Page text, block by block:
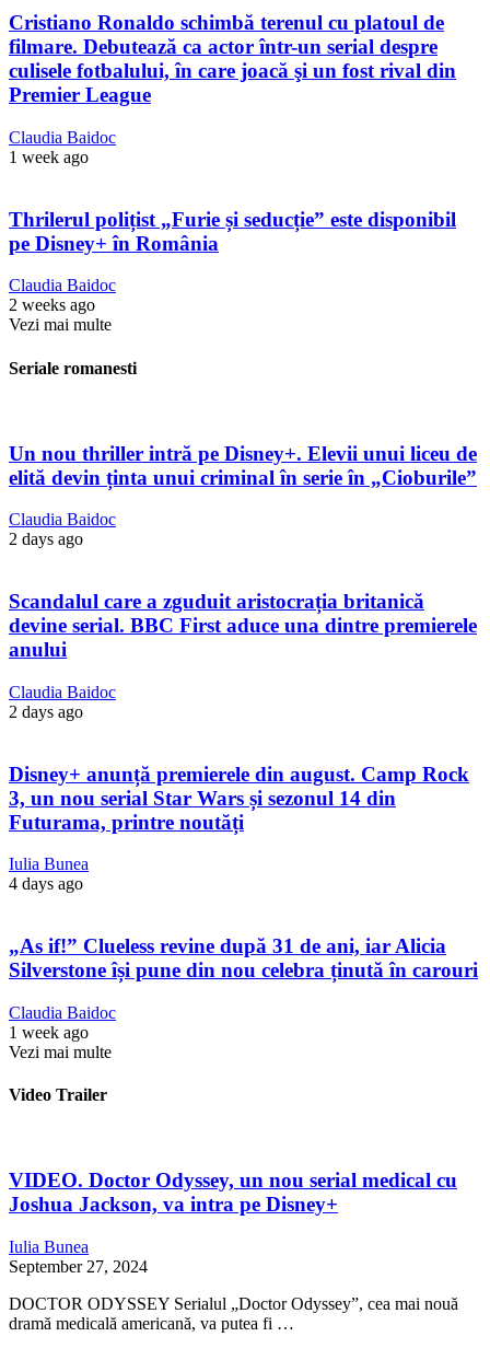
Cristiano Ronaldo schimbă terenul cu platoul de
filmare. Debutează ca actor într-un serial despre
culisele fotbalului, în care joacă şi un fost rival din
Premier League
Claudia Baidoc
1 week ago
Thrilerul polițist „Furie și seducție” este disponibil
pe Disney+ în România
Claudia Baidoc
2 weeks ago
Vezi mai multe
Seriale romanesti
Un nou thriller intră pe Disney+. Elevii unui liceu de
elită devin ținta unui criminal în serie în „Cioburile”
Claudia Baidoc
2 days ago
Scandalul care a zguduit aristocrația britanică
devine serial. BBC First aduce una dintre premierele
anului
Claudia Baidoc
2 days ago
Disney+ anunță premierele din august. Camp Rock
3, un nou serial Star Wars și sezonul 14 din
Futurama, printre noutăți
Iulia Bunea
4 days ago
„As if!” Clueless revine după 31 de ani, iar Alicia
Silverstone își pune din nou celebra ținută în carouri
Claudia Baidoc
1 week ago
Vezi mai multe
Video Trailer
VIDEO. Doctor Odyssey, un nou serial medical cu
Joshua Jackson, va intra pe Disney+
Iulia Bunea
September 27, 2024
DOCTOR ODYSSEY Serialul „Doctor Odyssey”, cea mai nouă
dramă medicală americană, va putea fi …